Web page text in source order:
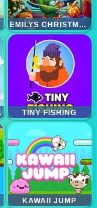
EMILYS CHRISTMAS CAROL
TINY FISHING
KAWAII JUMP